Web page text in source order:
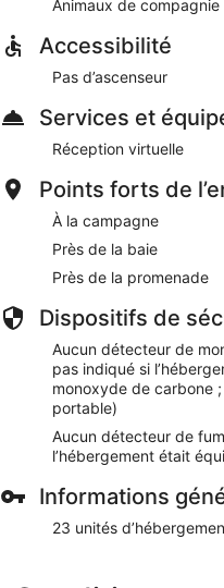
Animaux de compagnie
Accessibilité
Pas d’ascenseur
Services et
Réception virtuelle
Points forts de
À la campagne
Près de la baie
Près de la promenade
Dispositifs de
Aucun détecteur de
pas indiqué si
monoxyde de carbone
portable)
Aucun détecteur de
l’hébergement était
Informations
23 unités